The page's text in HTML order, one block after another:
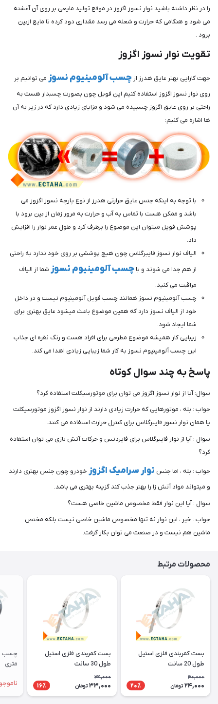
را در نظر داشته باشید نوار نسوز اگزوز در موقع تولید مایعی بر روی آن آغشته
می شود و هنگامی که حرارت و شعله می رسد مقداری دود کرده تا مایع ازبین
برود .
تقویت نوار نسوز اگزوز
جهت کارایی بهتر عایق هدرز از چسب آلومینیوم نسوز می توانیم بر
روی نوار نسوز اگزوز استفاده کنیم این فویل چون بصورت چسبدار هست به
راحتی بر روی عایق اگزوز چسبیده می شود و مزایای زیادی دارد که در زیر به آن
ها اشاره می کنیم:
با توجه به اینکه جنس عایق حرارتی هدرز از نوع پارچه نسوز اگزوز می
باشد و ممکن هست با تماس به آب و حرارت به مرور زمان از بین برود با
پوشش فویل میتوان این موضوع را برطرف کرد و طول عمر نوار را افزایش
داد.
الیاف نوار نسوز فایبرگلاس چون هیچ پوششی بر روی خود ندارد به راحتی
از هم جدا می شوند و با چسب آلومینیوم نسوز شما از الیاف
مراقبت می کنید.
چسب آلومینیوم نسوز همانند چسب فویل آلومینیوم نیست و در داخل
خود از الیاف نسوز دارد که همین موضوع باعث میشود عایق بهتری برای
شما ایجاد شود.
زیبایی کار همیشه موضوع مطرحی برای افراد هست و رنگ نقره ای جذاب
این چسب آلومینیوم نسوز به کار شما زیبایی زیادی اهدا می کند.
پاسخ به چند سوال کوتاه
سوال: آیا از نوار نسوز اگزوز می توان برای موتورسیکلت استفاده کرد؟
جواب : بله ، موتورهایی که حرارت زیادی دارند از نوار نسوز اگزوز موتورسیکلت
یا همان نوار نسوز فایبرگلاس برای کنترل حرارت استفاده می کنند.
سوال : آیا از نوار فایبرگلاس برای فایردنس و حرکات آتش بازی می توان استفاده
کرد؟
جواب : بله ، اما جنس نوار سرامیک اگزوز خودرو چون جنس بهتری دارند
و میتواند مواد آتش زا را بهتر جذب کند گزینه بهتری می باشد.
سوال : آیا این نوار فقط مخصوص ماشین خاصی هست؟
جواب : خیر ، این نوار نه تنها مخصوص ماشین خاصی نیست بلکه مختص
ماشین هم نیست و در صنعت می توان بکار گرفت.
محصولات مرتبط
بست کمربندی فلزی استیل
طول 20 سانت
30,000
24,000 تومان 20٪
بست کمربندی فلزی استیل
طول 30 سانت
39,000
33,000 تومان 16٪
متری